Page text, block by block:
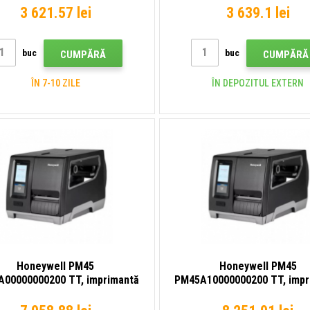
ZPLII, ZSim II, IPL, DPL,
3 621.57 lei
buc CUMPĂRĂ
ÎN 7-10 ZILE
RTC, USB, USB Host, BT,
3 639.1 lei
buc CUMPĂRĂ
ÎN DEPOZITUL EXTERN
Honeywell PM45
TT, imprimantă
USB Host, RS232, Ethernet
Honeywell PM45
PM45A10000000200 TT,
afișaj, USB, USB Host,